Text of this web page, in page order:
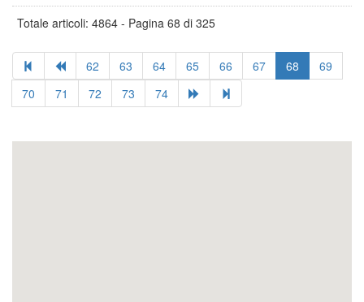
Totale articoli: 4864 - Pagina 68 di 325
62 63 64 65 66 67 68
69
70
71 72 73 74